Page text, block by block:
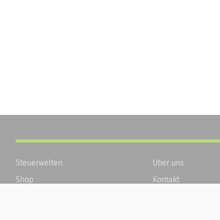
Steuerwelten
Shop
Über uns
Kontakt